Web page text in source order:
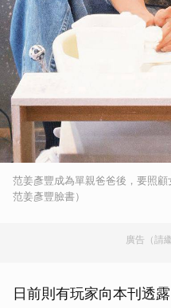
范姜彥豐成為單親爸爸後，要照
范姜彥豐臉書）
廣告（請
日前則有玩家向本刊透